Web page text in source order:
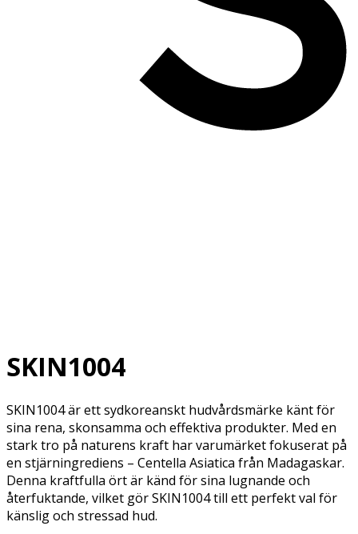
SKIN1004
SKIN1004 är ett sydkoreanskt hudvårdsmärke känt för
sina rena, skonsamma och effektiva produkter. Med en
stark tro på naturens kraft har varumärket fokuserat på
en stjärningrediens – Centella Asiatica från Madagaskar.
Denna kraftfulla ört är känd för sina lugnande och
återfuktande, vilket gör SKIN1004 till ett perfekt val för
känslig och stressad hud.